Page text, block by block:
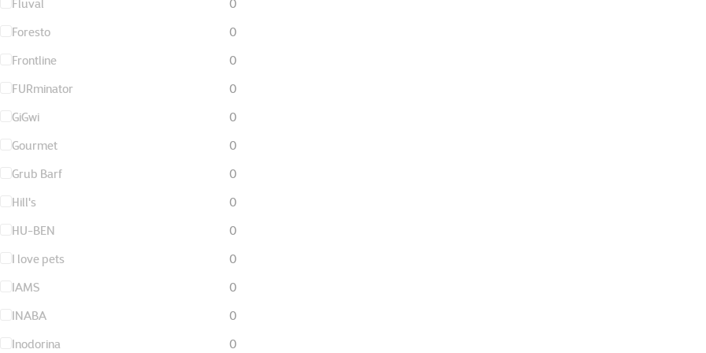
Fluval
0
Foresto
0
Frontline
0
FURminator
0
GiGwi
0
Gourmet
0
Grub Barf
0
Hill's
0
HU-BEN
0
I love pets
0
IAMS
0
INABA
0
Inodorina
0